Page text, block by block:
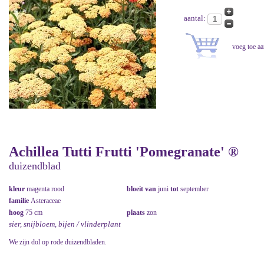
aantal:
Achillea Tutti Frutti 'Pomegranate' ®
duizendblad
kleur magenta rood bloeit van juni tot september
familie Asteraceae
hoog 75 cm plaats zon
sier, snijbloem, bijen / vlinderplant
We zijn dol op rode duizendbladen.